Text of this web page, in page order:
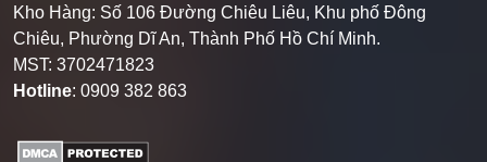
Chiêu, Phường Dĩ An, Thành Phố Hồ Chí Minh.
MST: 3702471823
Hotline: 0909 382 863